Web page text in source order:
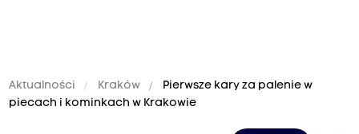
Aktualności Kraków
Pierwsze kary za palenie w
piecach i kominkach w Krakowie